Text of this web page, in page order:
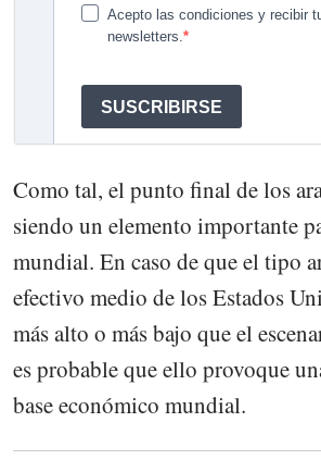
Como tal, el punto final de los
siendo un elemento importante
mundial. En caso de que el tipo
efectivo medio de los Estados
más alto o más bajo que el
es probable que ello provoque
base económico mundial.